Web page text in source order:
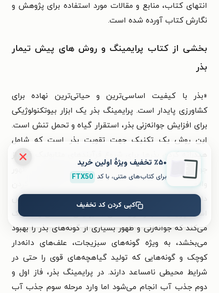
انتهای کتاب، منابع و مقالات مورد استفاده برای پژوهش و
نگارش کتاب آورده شده است.
بخشی از کتاب پرایمینگ و روش های پیش تیمار
بذر
«بذر با کیفیت اساسی‌ترین و حیاتی‌ترین نهاده برای
کشاورزی پایدار است. پرایمینگ بذر یک ابزار بیوتکنولوژیکی
برای افزایش جوانه‌زنی بذر، استقرار گیاه و تحمل تنش است.
این روش یک تکنیک جهت تقویت بذر است که شامل
هیدراته کردن بذرها برای شروع فرآیندهای متابولیک قبل از
جوانه زدن و سپس خشک کردن آن‌ها برای جلوگیری از ظهور
واقعی ریشه انجام می‌شود. این فرآیند شامل غوطه‌ور کردن
دانه‌ها در آب یا محلول‌های مختلف برای یک دوره مشخص
است. پرایمینگ بذر فرآیندهای متابولیکی مختلفی را تحریک
می‌کند که جوانه‌زنی و ظهور بسیاری از گونه‌های بذر را بهبود
می‌بخشد، به ویژه گونه‌های سبزیجات، علف‌های دانه‌دار
کوچک و گونه‌هایی که تولید گیاهچه‌های قوی را حتی در
شرایط محیطی نامساعد دارند. در پرایمینگ بذر، فاز اول و
دوم جذب آب انجام می‌شود اما وارد مرحله سوم جذب آب
٪۵۰ تخفیف ویژۀ اولین خرید
برای کتاب‌های متنی، با کد FTX50
کپی کردن کد تخفیف